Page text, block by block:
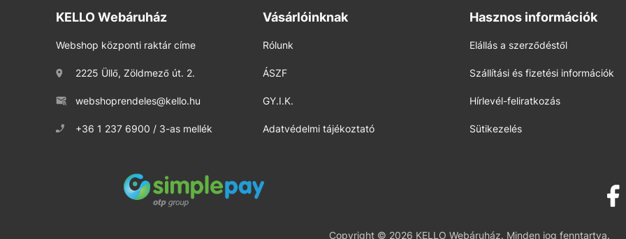
KELLO Webáruház
Webshop központi raktár címe
2225 Üllő, Zöldmező út. 2.
webshoprendeles@kello.hu
+36 1 237 6900 / 3-as mellék
Vásárlóinknak
Rólunk
ÁSZF
GY.I.K.
Adatvédelmi tájékoztató
Hasznos információk
Elállás a szerződéstől
Szállítási és fizetési információk
Hírlevél-feliratkozás
Sütikezelés
Copyright © 2026 KELLO Webáruház. Minden jog fenntartva.